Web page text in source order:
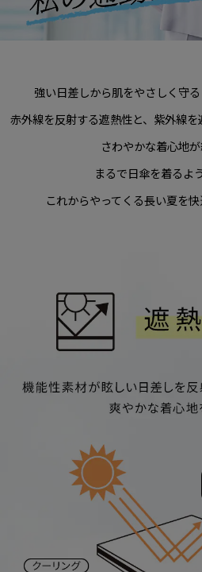
強い日差しから肌をやさしく守る
赤外線を反射する遮熱性と、紫外線を
さわやかな着心地が
まるで日傘を着るよ
これからやってくる長い夏を快